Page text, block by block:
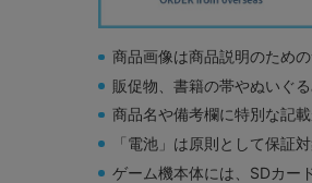
商品画像は商品説明のため
販促物、書籍の帯やぬいぐ
商品名や備考欄に特別な記
「電池」は原則として保証
ゲーム機本体には、SDカー